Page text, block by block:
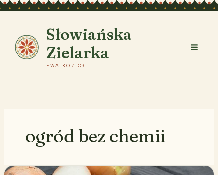
Przejdź
Słowiańska
Zielarka
EWA KOZIOŁ
ogród bez chemii